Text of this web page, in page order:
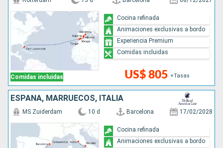
Comidas incluidas US$ 805 +Tasas
Cocina refinada
Animaciones exclusivas a bordo
Experiencia Premium
Comidas incluidas
ESPAÑA, MARRUECOS, ITALIA
MS Zuiderdam 10 d Barcelona 17/02/2028
Cocina refinada
Animaciones exclusivas a bordo